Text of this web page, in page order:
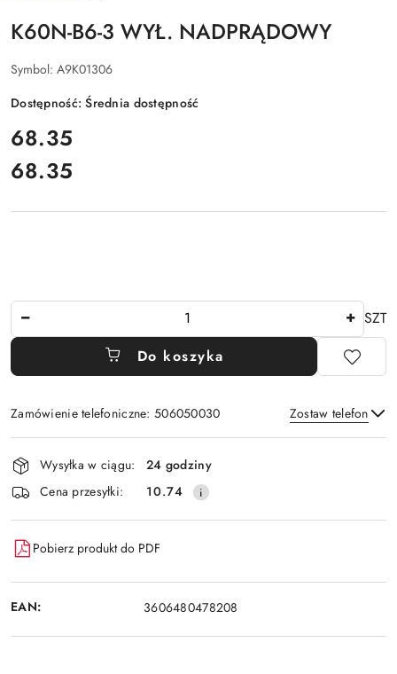
K60N-B6-3 WYŁ. NADPRĄDOWY
Symbol: A9K01306
Dostępność:Średnia dostępność
cena:
68.35
Cena:
68.35
SZT
Do koszyka
Zamówienie telefoniczne: 506050030 Zostaw telefon
Wyślij
Dostępność
i
dostawa
Wysyłka w ciągu:
24 godziny
Cena przesyłki:
10.74
Pobierz produkt do PDF
EAN: 3606480478208